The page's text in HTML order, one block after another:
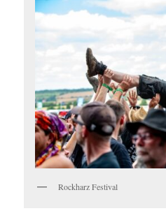
Rockharz Festival